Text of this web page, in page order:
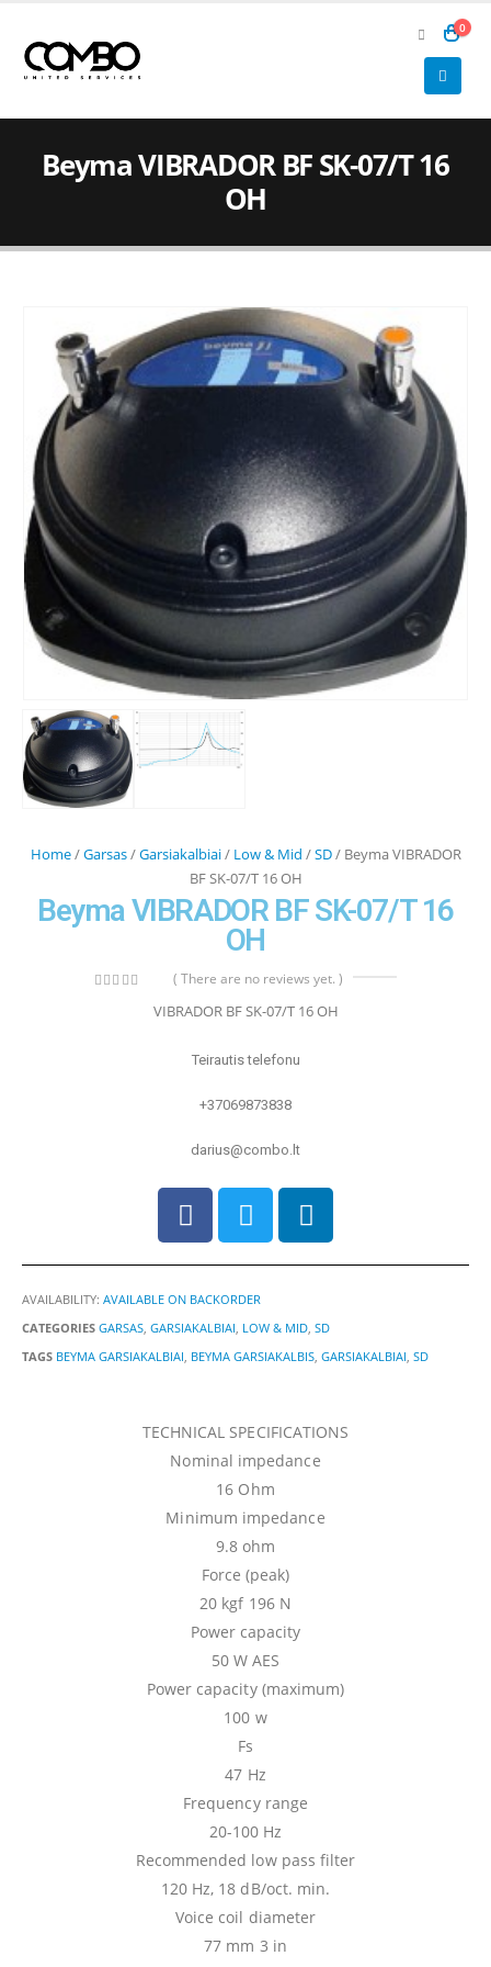
0
Beyma VIBRADOR BF SK-07/T 16
OH
Home/Garsas/Garsiakalbiai/ Low & Mid /SD/ Beyma VIBRADOR
BF SK-07/T 16 OH
Beyma VIBRADOR BF SK-07/T 16
OH
( There are no reviews yet. )
VIBRADOR BF SK-07/T 16 OH
Teirautis telefonu
+37069873838
darius@combo.lt
AVAILABILITY: AVAILABLE ON BACKORDER
CATEGORIES GARSAS GARSIAKALBIAI LOW & MID SD
TAGS BEYMA GARSIAKALBIAI BEYMA GARSIAKALBIS GARSIAKALBIAI SD
TECHNICAL SPECIFICATIONS
Nominal impedance
16 Ohm
Minimum impedance
9.8 ohm
Force (peak)
20 kgf 196 N
Power capacity
50 W AES
Power capacity (maximum)
100 w
Fs
47 Hz
Frequency range
20-100 Hz
Recommended low pass filter
120 Hz, 18 dB/oct. min.
Voice coil diameter
77 mm 3 in